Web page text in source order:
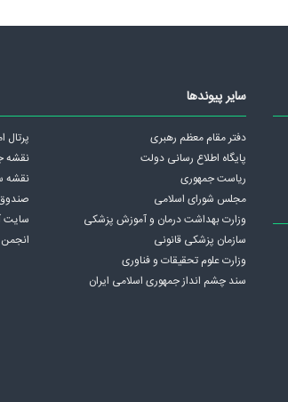
سایر پیوندها
دفتر مقام معظم رهبری
پايگاه اطلاع رسانی دولت
ریاست جمهوری
مجلس شورای اسلامی
وزارت بهداشت درمان و آموزش پزشکی
سازمان پزشکی قانونی
وزارت علوم تحقیقات و فناوری
سند چشم انداز جمهوری اسلامی ايران
پرتال
نقشه
نقشه
صندوق
سایت